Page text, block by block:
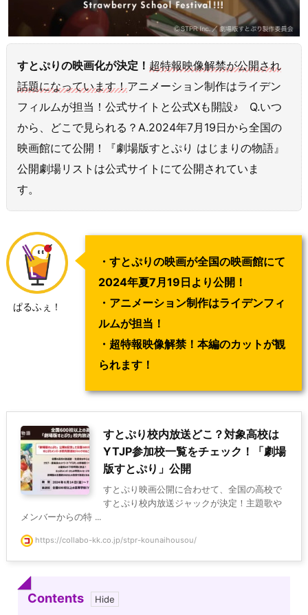
すとぷりの映画化が決定！ 超特報映像解禁が公開され
話題になっています！アニメーション制作はライデン
フィルムが担当！公式サイトと公式Xも開設♪ Q.いつ
から、どこで見られる？A.2024年7月19日から全国の
映画館にて公開！『劇場版すとぷり はじまりの物語』
公開劇場リストは公式サイトにて公開されていま
す。
ぱるふぇ！
・すとぷりの映画が全国の映画館にて
2024年夏7月19日より公開！
・アニメーション制作はライデンフィ
ルムが担当！
・超特報映像解禁！本編のカットが観
られます！
すとぷり校内放送どこ？対象高校は
YTJP参加校一覧をチェック！「劇場
版すとぷり」公開
すとぷり映画公開に合わせて、全国の高校で
すとぷり校内放送ジャックが決定！主題歌や
メンバーからの特 ...
https://collabo-kk.co.jp/stpr-kounaihousou/
Contents